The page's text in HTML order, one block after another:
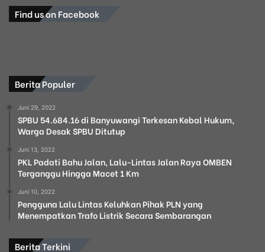
Find us on Facebook
Berita Populer
Juni 29, 2022
SPBU 54.684.16 di Banyuwangi Terkesan Kebal Hukum,
Warga Desak SPBU Ditutup
Juni 13, 2022
PKL Padati Bahu Jalan, Lalu-Lintas Jalan Raya OMBEN
Terganggu Hingga Macet 1 Km
Juni 10, 2022
Pengguna Lalu Lintas Keluhkan Pihak PLN yang
Menempatkan Trafo Listrik Secara Sembarangan
Berita Terkini